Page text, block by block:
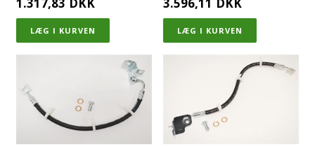
1.317,83 DKK 3.596,11 DKK